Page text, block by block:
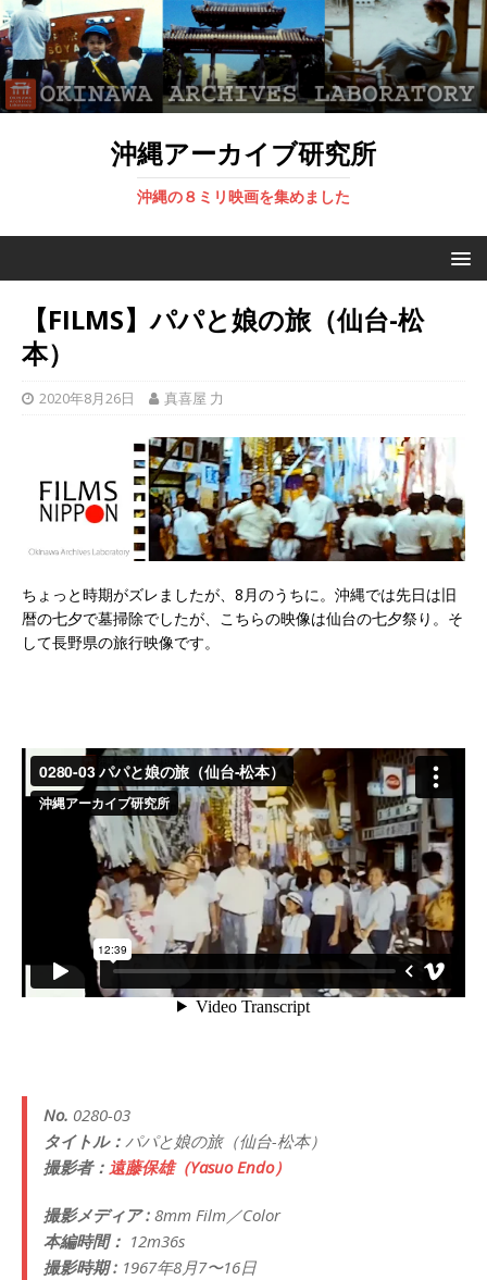
沖縄アーカイブ研究所
沖縄の８ミリ映画を集めました
【FILMS】パパと娘の旅（仙台-松
本）
2020年8月26日 真喜屋 力
ちょっと時期がズレましたが、8月のうちに。沖縄では先日は旧
暦の七夕で墓掃除でしたが、こちらの映像は仙台の七夕祭り。そ
して長野県の旅行映像です。
No. 0280-03
タイトル： パパと娘の旅（仙台-松本）
撮影者： 遠藤保雄（Yasuo Endo）
撮影メディア : 8mm Film／Color
本編時間： 12m36s
撮影時期 : 1967年8月7〜16日